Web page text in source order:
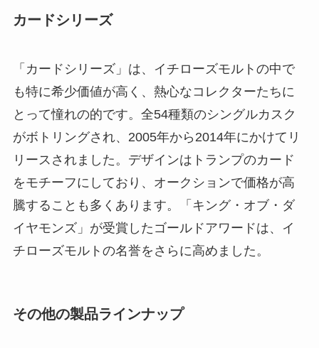
カードシリーズ
「カードシリーズ」は、イチローズモルトの中で
も特に希少価値が高く、熱心なコレクターたちに
とって憧れの的です。全54種類のシングルカスク
がボトリングされ、2005年から2014年にかけてリ
リースされました。デザインはトランプのカード
をモチーフにしており、オークションで価格が高
騰することも多くあります。「キング・オブ・ダ
イヤモンズ」が受賞したゴールドアワードは、イ
チローズモルトの名誉をさらに高めました。
その他の製品ラインナップ